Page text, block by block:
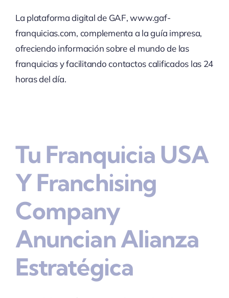
La plataforma digital de GAF, www.gaf-
franquicias.com, complementa a la guía impresa,
ofreciendo información sobre el mundo de las
franquicias y facilitando contactos calificados las 24
horas del día.
Tu Franquicia USA
Y Franchising
Company
Anuncian Alianza
Estratégica